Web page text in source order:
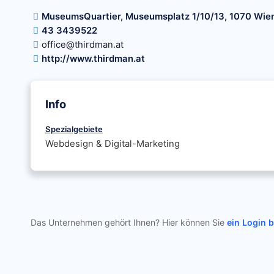
MuseumsQuartier, Museumsplatz 1/10/13, 1070
43 3439522
office@thirdman.at
http://www.thirdman.at
Info
Spezialgebiete
Webdesign & Digital-Marketing
Das Unternehmen gehört Ihnen? Hier können Sie ein Login